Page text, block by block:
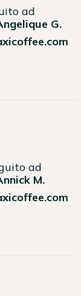
ad
G.
ad
M.